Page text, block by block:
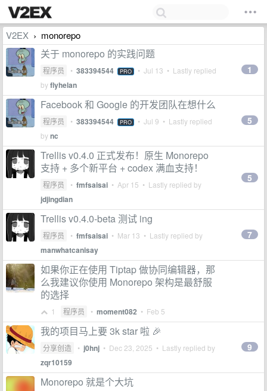
V2EX › monorepo
关于 monorepo 的实践问题
程序员 • 383394544 PRO • Jul 13 • Lastly replied
byflyhelan
1
Facebook 和 Google 的开发团队在想什么
程序员 • 383394544 PRO • Jul 9 • Lastly replied
bync
5
Trellis v0.4.0 正式发布！原生 Monorepo
支持 + 多个新平台 + codex 满血支持！
程序员 • fmfsaisai • Apr 15 • Lastly replied by
jdjingdian
5
Trellis v0.4.0-beta 测试 ing
程序员 • fmfsaisai • Mar 13 • Lastly replied by
manwhatcanisay
7
如果你正在使用 Tiptap 做协同编辑器，那
么我建议你使用 Monorepo 架构是最舒服
的选择
1 程序员 • moment082 • Feb 5
我的项目马上要 3k star 啦 🎉
分享创造 • j0hnj • Dec 23, 2025 • Lastly replied by
zqr10159
9
Monorepo 就是个大坑